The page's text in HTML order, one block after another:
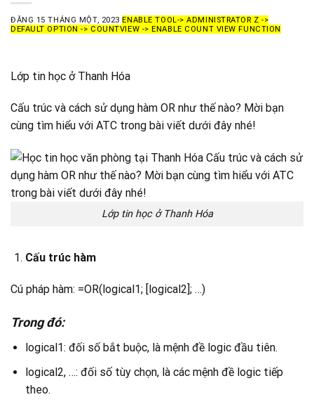
ĐĂNG 15 THÁNG MỘT, 2023 ENABLE TOOL-> ADMINISTRATOR Z ->
DEFAULT OPTION -> COUNTVIEW -> ENABLE COUNT VIEW FUNCTION
Lớp tin học ở Thanh Hóa
Cấu trúc và cách sử dụng hàm OR như thế nào? Mời bạn
cùng tìm hiểu với ATC trong bài viết dưới đây nhé!
Lớp tin học ở Thanh Hóa
Cấu trúc hàm
Cú pháp hàm: =OR(logical1; [logical2]; …)
Trong đó:
logical1: đối số bắt buộc, là mệnh đề logic đầu tiên.
logical2, …: đối số tùy chọn, là các mệnh đề logic tiếp
theo.